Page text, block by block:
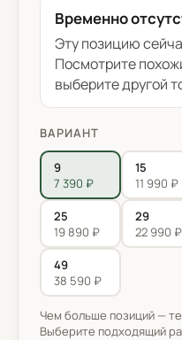
Временно
Эту позицию
Посмотрите
выберите другой
ВАРИАНТ
9
7 390 ₽
15
11 990 ₽
25
19 890 ₽
29
22 990 ₽
49
38 590 ₽
Чем больше позиций —
Выберите подходящий